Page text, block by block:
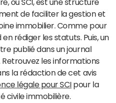
ou SCI, est une structure
de faciliter la gestion et
immobilier. Comme pour
rédiger les statuts. Puis, un
publié dans un journal
Retrouvez les informations
la rédaction de cet avis
légale pour SCIpour la
civile immobilière.